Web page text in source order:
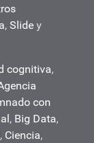
, Slide y
cognitiva,
con
, Big Data,
, Ciencia,